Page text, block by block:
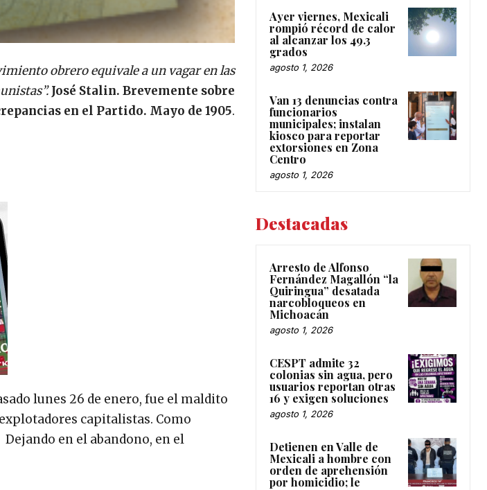
obrero equivale a un vagar en las
José Stalin. Brevemente sobre
en el Partido. Mayo de 1905.
lunes 26 de enero, fue el maldito
capitalistas. Como
en el abandono, en el
Ayer viernes, Mexicali
rompió récord de calor
al alcanzar los 49.3
grados
agosto 1, 2026
Van 13 denuncias contra
funcionarios
municipales; instalan
kiosco para reportar
extorsiones en Zona
Centro
agosto 1, 2026
Destacadas
Arresto de Alfonso
Fernández Magallón “la
Quiringua” desatada
narcobloqueos en
Michoacán
agosto 1, 2026
CESPT admite 32
colonias sin agua, pero
usuarios reportan otras
16 y exigen soluciones
agosto 1, 2026
Detienen en Valle de
Mexicali a hombre con
orden de aprehensión
por homicidio; le